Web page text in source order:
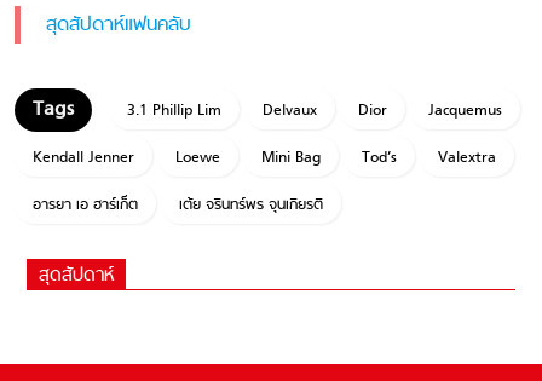
สุดสัปดาห์แฟนคลับ
3.1 Phillip Lim Delvaux Dior
Jacquemus
Kendall Jenner
Loewe Mini Bag Tod’s
Valextra
อารยา เอ ฮาร์เก็ต
เต้ย จรินทร์พร จุนเกียรติ
สุดสัปดาห์